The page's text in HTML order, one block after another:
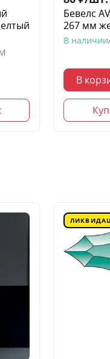
Бевелс
267 мм
В наличии
В